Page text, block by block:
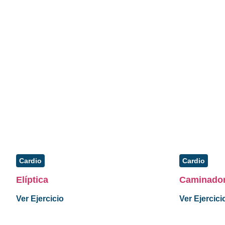
Cardio
Elíptica
Ver Ejercicio
Cardio
Ver